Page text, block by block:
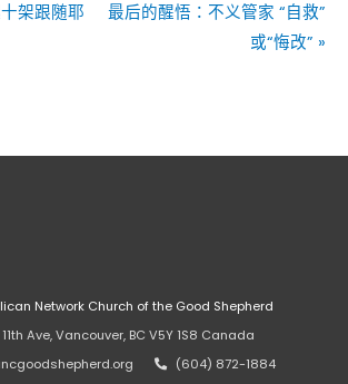
架跟随耶
最后的醒悟：不义管家 “自救”
或“悔改” »
Network Church of the Good Shepherd
Ave, Vancouver, BC V5Y 1S8 Canada
⠀(604) 872-1884